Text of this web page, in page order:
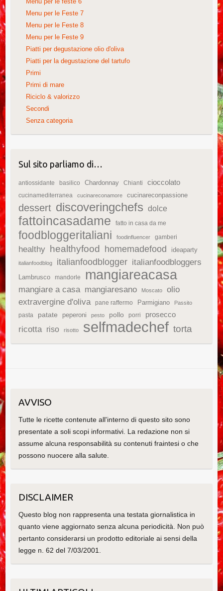
Menu per le Feste 7
Menu per le Feste 8
Menu per le Feste 9
Piatti per degustazione olio d'oliva
Piatti per la degustazione del tartufo
Primi
Primi di mare
Riciclo & valorizzo
Secondi
Senza categoria
Sul sito parliamo di…
antiossidante basilico Chardonnay Chianti cioccolato
cucinamediterranea cucinareconamore cucinareconpassione
dessert discoveringchefs dolce
fattoincasadame fatto in casa da me
foodbloggeritaliani foodinfluencer gamberi
healthy healthyfood homemadefood ideaparty
italianfoodblog italianfoodblogger italianfoodbloggers
Lambrusco mandorle mangiareacasa
mangiare a casa mangiaresano Moscato
olio
extravergine d'oliva
pane raffermo Parmigiano Passito
pasta patate peperoni pesto pollo porri prosecco
ricotta riso risotto selfmadechef torta
AVVISO
Tutte le ricette contenute all'interno di questo sito sono
presentate a soli scopi informativi. La redazione non si
assume alcuna responsabilità su contenuti fraintesi o che
possono nuocere alla salute.
DISCLAIMER
Questo blog non rappresenta una testata giornalistica in
quanto viene aggiornato senza alcuna periodicità. Non può
pertanto considerarsi un prodotto editoriale ai sensi della
legge n. 62 del 7/03/2001.